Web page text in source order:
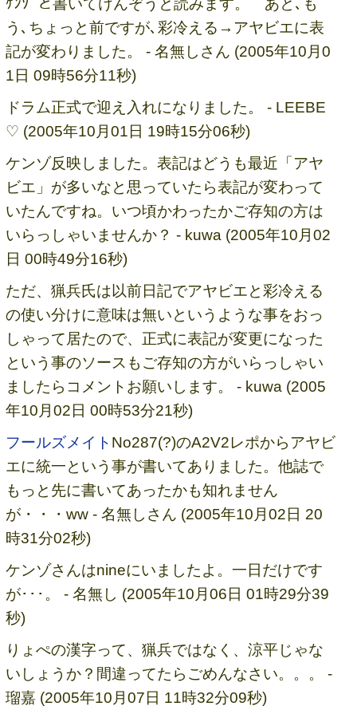
ｹﾝｿﾞと書いてけんぞうと読みます。 あと､も
う､ちょっと前ですが､彩冷える→アヤビエに表
記が変わりました。 - 名無しさん (2005年10月0
1日 09時56分11秒)
ドラム正式で迎え入れになりました。 - LEEBE
♡ (2005年10月01日 19時15分06秒)
ケンゾ反映しました。表記はどうも最近「アヤ
ビエ」が多いなと思っていたら表記が変わって
いたんですね。いつ頃かわったかご存知の方は
いらっしゃいませんか？ - kuwa (2005年10月02
日 00時49分16秒)
ただ、猟兵氏は以前日記でアヤビエと彩冷える
の使い分けに意味は無いというような事をおっ
しゃって居たので、正式に表記が変更になった
という事のソースもご存知の方がいらっしゃい
ましたらコメントお願いします。 - kuwa (2005
年10月02日 00時53分21秒)
フールズメイト No287(?)のA2V2レポからアヤビ
エに統一という事が書いてありました。他誌で
もっと先に書いてあったかも知れません
が・・・ww - 名無しさん (2005年10月02日 20
時31分02秒)
ケンゾさんはnineにいましたよ。一日だけです
が･･･。 - 名無し (2005年10月06日 01時29分39
秒)
りょぺの漢字って、猟兵ではなく、涼平じゃな
いしょうか？間違ってたらごめんなさい。。。 -
瑠嘉 (2005年10月07日 11時32分09秒)